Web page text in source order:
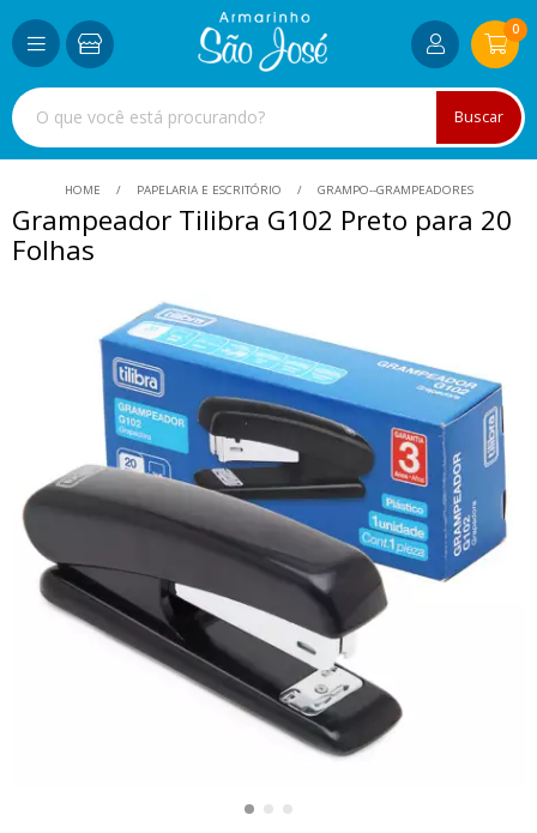
Buscar
0
HOME PAPELARIA E ESCRITÓRIO GRAMPO--GRAMPEADORES
Grampeador Tilibra G102 Preto para 20
Folhas